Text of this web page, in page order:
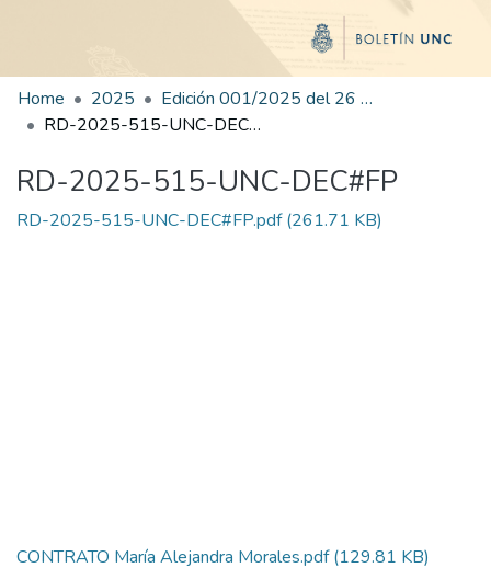
Home 2025
Edición 001/2025 del 26 de mayo de 2025
RD-2025-515-UNC-DEC#FP
RD-2025-515-UNC-DEC#FP
RD-2025-515-UNC-DEC#FP.pdf(261.71 KB)
CONTRATO María Alejandra Morales.pdf(129.81 KB)